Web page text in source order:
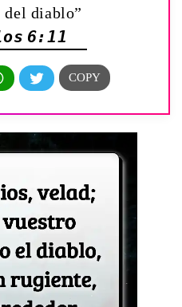
del diablo”
6:11